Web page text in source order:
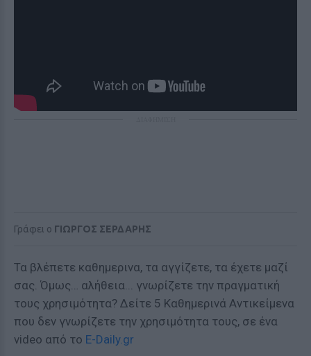
Γράφει ο ΓΙΩΡΓΟΣ ΣΕΡΔΑΡΗΣ
Τα βλέπετε καθημερινα, τα αγγίζετε, τα έχετε μαζί
σας. Όμως… αλήθεια... γνωρίζετε την πραγματική
τους χρησιμότητα? Δείτε 5 Καθημερινά Αντικείμενα
που δεν γνωρίζετε την χρησιμότητα τους, σε ένα
video από το E-Daily.gr